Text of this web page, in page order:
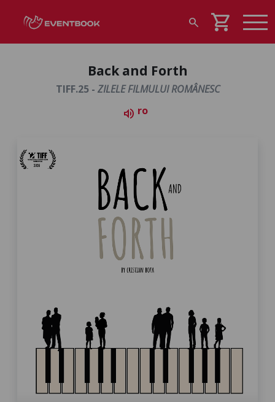
search shopping_cart
Back and Forth
TIFF.25 - ZILELE FILMULUI ROMÂNESC
volume_up ro